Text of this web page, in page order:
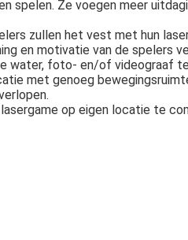
spelen. Ze voegen meer
zullen het vest met hun
en motivatie van de spelers
water, foto- en/of videograaf
met genoeg
op eigen locatie te